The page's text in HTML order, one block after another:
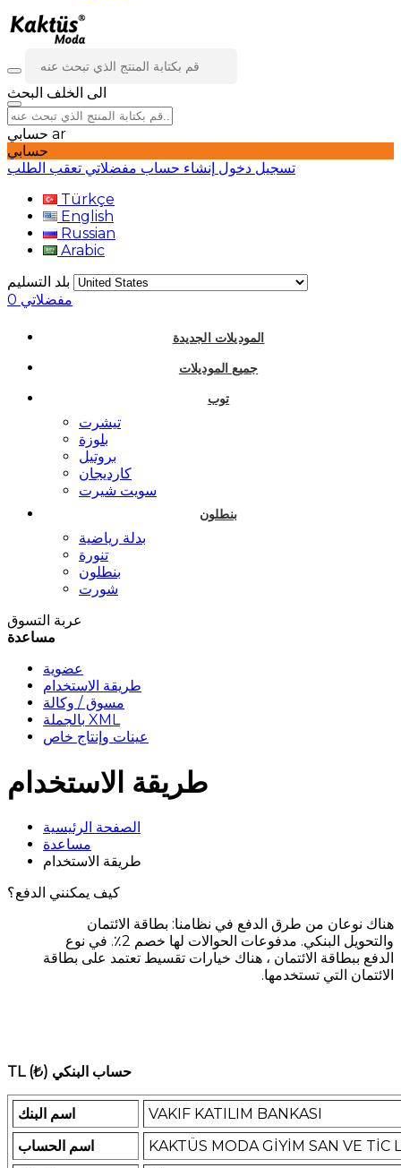
الى الخلف البحث
ar
حسابي
تسجيل دخول إنشاء حساب مفضلاتي تعقب الطلب
Türkçe
English
Russian
Arabic
بلد التسليم
مفضلاتي 0
الموديلات الجديدة
جميع الموديلات
توب
تيشرت
بلوزة
بروتيل
كارديجان
سويت شيرت
بنطلون
بدلة رياضية
تنورة
بنطلون
شورت
عربة التسوق
مساعدة
عضوية
طريقة الاستخدام
مسوق / وكالة
بالجملة XML
عينات وإنتاج خاص
طريقة الاستخدام
الصفحة الرئيسية
مساعدة
طريقة الاستخدام
كيف يمكنني الدفع؟
هناك نوعان من طرق الدفع في نظامنا: بطاقة الائتمان
والتحويل البنكي. مدفوعات الحوالات لها خصم 2٪. في نوع
الدفع ببطاقة الائتمان ، هناك خيارات تقسيط تعتمد على بطاقة
الائتمان التي تستخدمها.
VAKIF KATILIM BANKASI
KAKTÜS MODA GİYİM SAN VE TİC